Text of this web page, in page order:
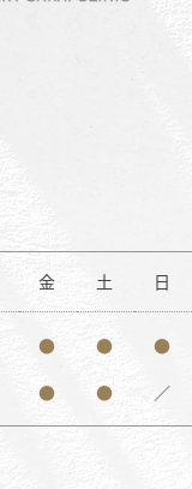
金 土 日
● ● ●
● ● ／